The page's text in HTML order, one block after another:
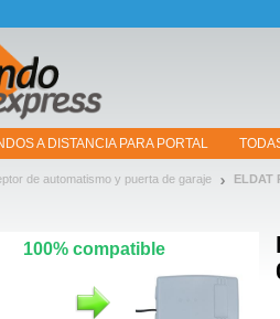
A DISTANCIA PARA PORTAL
de automatismo y puerta de garaje ELDAT
100% compatible